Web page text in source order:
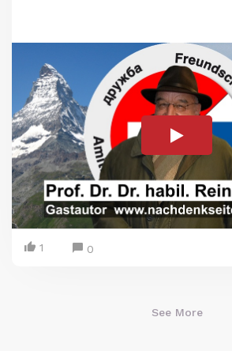
1 0
See More